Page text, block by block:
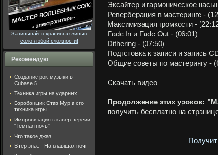
Записывайте красивые живые
соло любой сложности!
Рекомендую
Создание рок-музыки в
Cubase 5
Техника игры на ударных
Барабанщик Стив Мур и его
техника игры
Импровизация в кавер-версии
"Темная ночь"
Что такое джаз
Вітер знає - На клавішах ночі
Эксайтер и гармоническое
Реверберация в мастеринге -
Максимизация громкости -
Fade In и Fade Out - (06:01)
Dithering - (07:50)
Подготовка к записи и запись
Общие советы по мастерингу -
Скачать видео
Продолжение этих уроков:
получить бесплатно на